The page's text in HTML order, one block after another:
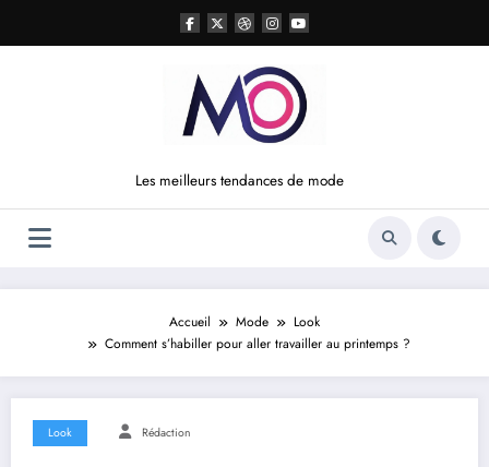
contenu
Les meilleurs tendances de mode
Accueil Mode
Look
Comment s’habiller pour aller travailler au printemps ?
Look Rédaction